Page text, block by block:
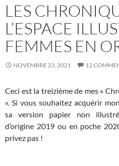
LES
L’ESPACE
FEMMES EN
NOVEMBRE 23, 2021 12
Ceci est la treizième de mes «
». Si vous souhaitez acquérir
sa version papier non
d’origine 2019 ou en poche
privez pas !